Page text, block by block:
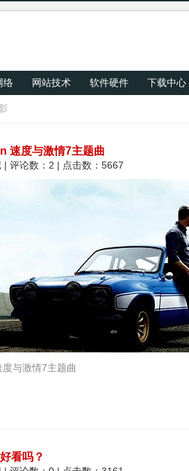
络 网站技术 软件硬件 下载中心
速度与激情7主题曲
| 评论数：2 | 点击数：5667
与激情7主题曲
看吗？